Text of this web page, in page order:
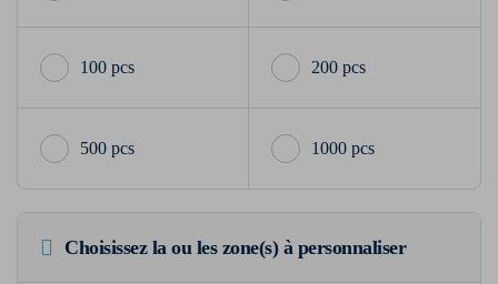
100 pcs 200 pcs
500 pcs 1000 pcs
Choisissez la ou les zone(s) à personnaliser